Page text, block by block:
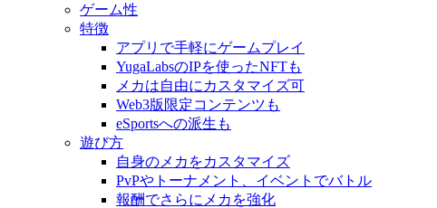
ゲーム性
特徴
アプリで手軽にゲームプレイ
YugaLabsのIPを使ったNFTも
メカは自由にカスタマイズ可
Web3版限定コンテンツも
eSportsへの派生も
遊び方
自身のメカをカスタマイズ
PvPやトーナメント、イベントでバトル
報酬でさらにメカを強化